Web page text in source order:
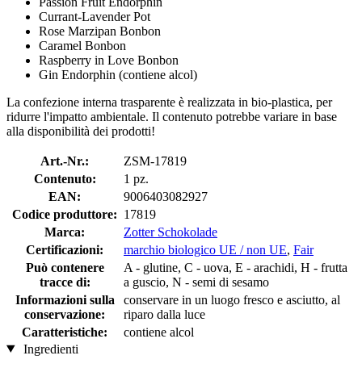
Currant-Lavender Pot
Rose Marzipan Bonbon
Caramel Bonbon
Raspberry in Love Bonbon
Gin Endorphin (contiene alcol)
La confezione interna trasparente è realizzata in bio-plastica, per
ridurre l'impatto ambientale. Il contenuto potrebbe variare in base
alla disponibilità dei prodotti!
Art.-Nr.:
ZSM-17819
Contenuto:
1 pz.
EAN:
9006403082927
Codice produttore: 17819
Marca:
Zotter Schokolade
Certificazioni:
marchio biologico UE / non UE, Fair
Può contenere
tracce di:
A - glutine, C - uova, E - arachidi, H - frutta
a guscio, N - semi di sesamo
Informazioni sulla
conservazione:
conservare in un luogo fresco e asciutto, al
riparo dalla luce
Caratteristiche:
contiene alcol
Ingredienti